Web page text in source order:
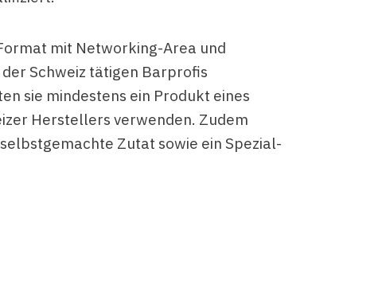
mit Networking-Area und
Schweiz tätigen Barprofis
sie mindestens ein Produkt eines
Herstellers verwenden. Zudem
Zutat sowie ein Spezial-